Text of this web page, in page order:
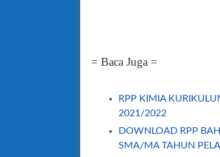
= Baca Juga =
RPP KIMIA
2021/2022
DOWNLOAD RPP
SMA/MA TAHUN